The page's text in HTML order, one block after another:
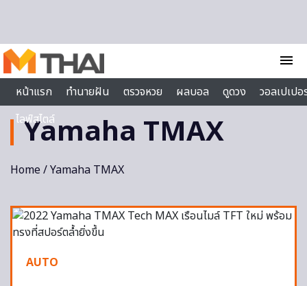
menu
หน้าแรก
ทำนายฝัน ตรวจหวย ผลบอล ดูดวง
วอลเปเป
ไลฟ์สไตล์
Yamaha TMAX
Home/ Yamaha TMAX
AUTO